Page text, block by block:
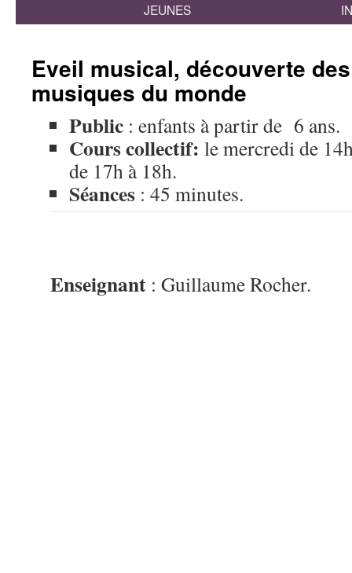
JEUNES
Eveil musical, découverte
musiques du monde
Public : enfants à partir de 6 ans.
Cours collectif: le mercredi de
de 17h à 18h.
Séances : 45 minutes.
Enseignant : Guillaume Rocher.